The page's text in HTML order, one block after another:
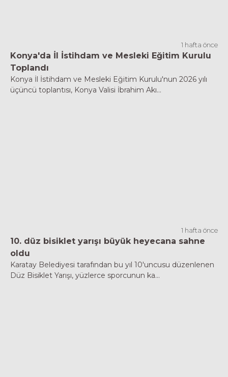
1 hafta önce
Konya'da İl İstihdam ve Mesleki Eğitim Kurulu
Toplandı
Konya İl İstihdam ve Mesleki Eğitim Kurulu'nun 2026 yılı
üçüncü toplantısı, Konya Valisi İbrahim Akı...
1 hafta önce
10. düz bisiklet yarışı büyük heyecana sahne
oldu
Karatay Belediyesi tarafından bu yıl 10'uncusu düzenlenen
Düz Bisiklet Yarışı, yüzlerce sporcunun ka...